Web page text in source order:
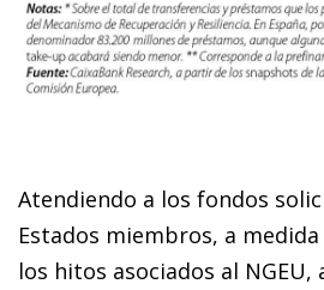
Atendiendo a los fondos
Estados miembros, a
los hitos asociados al NGEU,